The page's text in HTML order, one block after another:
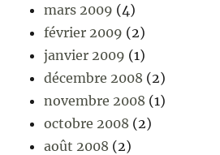
mars 2009 (4)
février 2009 (2)
janvier 2009 (1)
décembre 2008 (2)
novembre 2008 (1)
octobre 2008 (2)
août 2008 (2)